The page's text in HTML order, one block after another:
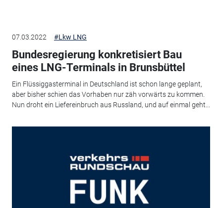
07.03.2022 #Lkw LNG
Bundesregierung konkretisiert Bau
eines LNG-Terminals in Brunsbüttel
Ein Flüssiggasterminal in Deutschland ist schon lange geplant,
aber bisher schien das Vorhaben nur zäh vorwärts zu kommen.
Nun droht ein Liefereinbruch aus Russland, und auf einmal geht...